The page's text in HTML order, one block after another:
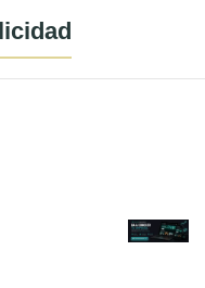
Publicidad